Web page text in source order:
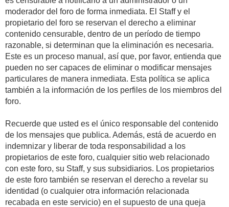
moderador del foro de forma inmediata. El Staff y el
propietario del foro se reservan el derecho a eliminar
contenido censurable, dentro de un período de tiempo
razonable, si determinan que la eliminación es necesaria.
Este es un proceso manual, así que, por favor, entienda que
pueden no ser capaces de eliminar o modificar mensajes
particulares de manera inmediata. Esta política se aplica
también a la información de los perfiles de los miembros del
foro.
Recuerde que usted es el único responsable del contenido
de los mensajes que publica. Además, está de acuerdo en
indemnizar y liberar de toda responsabilidad a los
propietarios de este foro, cualquier sitio web relacionado
con este foro, su Staff, y sus subsidiarios. Los propietarios
de este foro también se reservan el derecho a revelar su
identidad (o cualquier otra información relacionada
recabada en este servicio) en el supuesto de una queja